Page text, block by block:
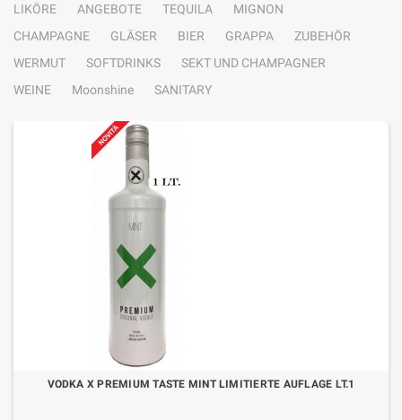
LIKÖRE
ANGEBOTE TEQUILA
MIGNON
CHAMPAGNE
GLÄSER BIER GRAPPA
ZUBEHÖR
WERMUT
SOFTDRINKS
SEKT UND CHAMPAGNER
WEINE
Moonshine SANITARY
VODKA X PREMIUM TASTE MINT LIMITIERTE AUFLAGE LT.1